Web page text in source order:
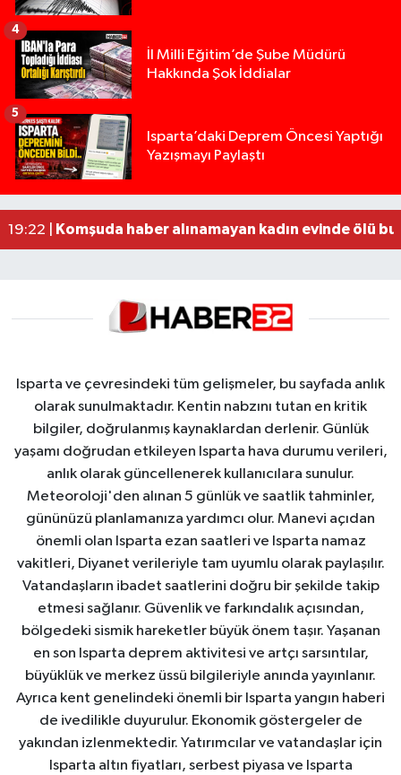
İl Milli Eğitim’de Şube Müdürü
Hakkında Şok İddialar
4
Isparta’daki Deprem Öncesi Yaptığı
Yazışmayı Paylaştı
5
13:00 |Yığılca'da kardeşler arasındaki silahlı kavgada
12:48 |Tur teknesi çalışanlarının birbirine girdiği kavga
02:26 |MOTOSİKLETLE ÇARPIŞAN OTOMOBİL GÜL
19:22 |
Komşuda haber alınamayan kadın evinde ölü
Isparta ve çevresindeki tüm gelişmeler, bu sayfada anlık
olarak sunulmaktadır. Kentin nabzını tutan en kritik
bilgiler, doğrulanmış kaynaklardan derlenir. Günlük
yaşamı doğrudan etkileyen Isparta hava durumu verileri,
anlık olarak güncellenerek kullanıcılara sunulur.
Meteoroloji'den alınan 5 günlük ve saatlik tahminler,
gününüzü planlamanıza yardımcı olur. Manevi açıdan
önemli olan Isparta ezan saatleri ve Isparta namaz
vakitleri, Diyanet verileriyle tam uyumlu olarak paylaşılır.
Vatandaşların ibadet saatlerini doğru bir şekilde takip
etmesi sağlanır. Güvenlik ve farkındalık açısından,
bölgedeki sismik hareketler büyük önem taşır. Yaşanan
en son Isparta deprem aktivitesi ve artçı sarsıntılar,
büyüklük ve merkez üssü bilgileriyle anında yayınlanır.
Ayrıca kent genelindeki önemli bir Isparta yangın haberi
de ivedilikle duyurulur. Ekonomik göstergeler de
yakından izlenmektedir. Yatırımcılar ve vatandaşlar için
Isparta altın fiyatları, serbest piyasa ve Isparta